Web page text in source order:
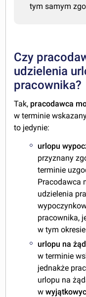
tym samym
Czy
udzielenia
pracownika?
Tak, pracodawca
w terminie
to jedynie:
urlopu
przyznany
terminie
Pracodawca
udzielenia
pracownika,
w tym
urlopu na
w terminie
jednakże
urlopu na
w